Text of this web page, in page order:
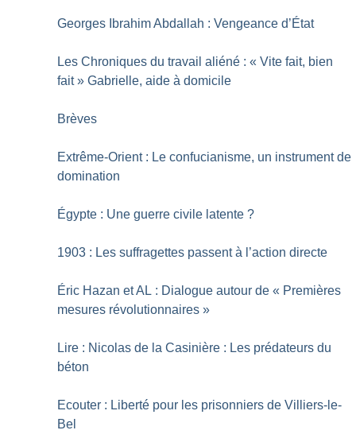
Georges Ibrahim Abdallah : Vengeance d’État
Les Chroniques du travail aliéné : « Vite fait, bien
fait » Gabrielle, aide à domicile
Brèves
Extrême-Orient : Le confucianisme, un instrument de
domination
Égypte : Une guerre civile latente ?
1903 : Les suffragettes passent à l’action directe
Éric Hazan et AL : Dialogue autour de « Premières
mesures révolutionnaires »
Lire : Nicolas de la Casinière : Les prédateurs du
béton
Ecouter : Liberté pour les prisonniers de Villiers-le-
Bel